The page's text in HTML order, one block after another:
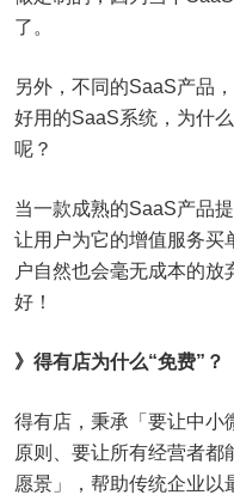
了。
另外，不同的SaaS产品
好用的SaaS系统，为什
呢？
当一款成熟的SaaS产品
让用户为它的增值服务买
户自然也会毫无成本的
好！
》得有店为什么“免费”？
得有店，秉承「要让中小
原则、要让所有经营者都
愿景」，帮助传统企业以